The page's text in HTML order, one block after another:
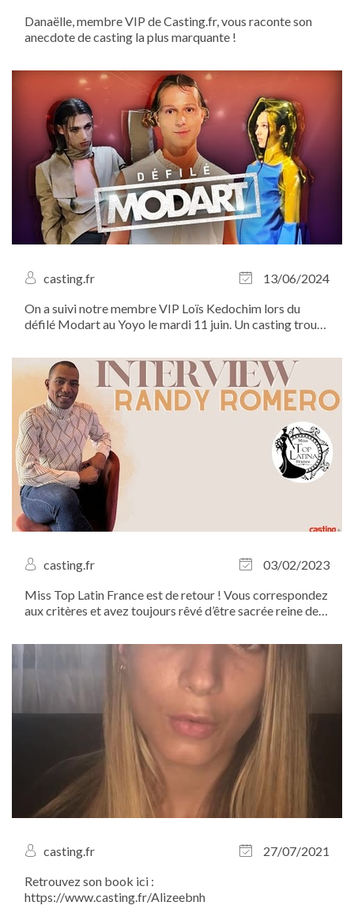
Danaëlle, membre VIP de Casting.fr, vous raconte son
anecdote de casting la plus marquante !
casting.fr
13/06/2024
On a suivi notre membre VIP Loïs Kedochim lors du
défilé Modart au Yoyo le mardi 11 juin. Un casting trouvé
casting.fr
03/02/2023
Miss Top Latin France est de retour ! Vous correspondez
aux critères et avez toujours rêvé d’être sacrée reine de
Intéressées ? Venez bénéficier de la formation
totalement gratuite présidée par...
casting.fr
27/07/2021
Retrouvez son book ici :
https://www.casting.fr/Alizeebnh